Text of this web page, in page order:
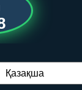
Тілді ауыстыру: